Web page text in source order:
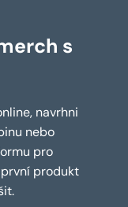
s
navrhni
nebo
pro
produkt